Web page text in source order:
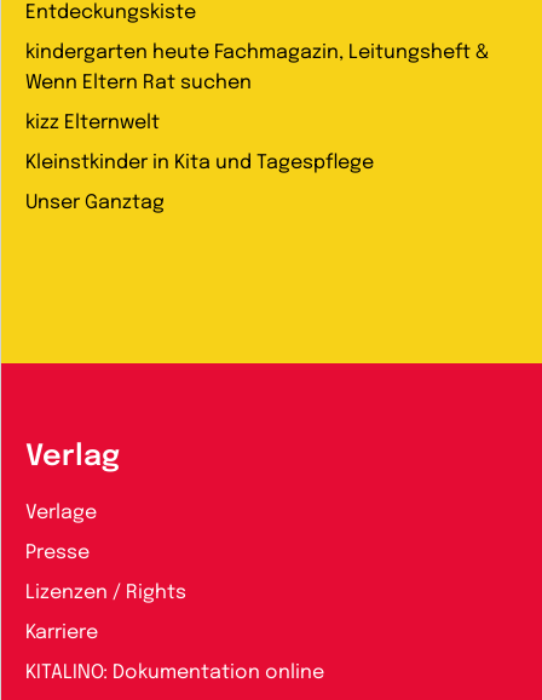
Entdeckungskiste
kindergarten heute Fachmagazin, Leitungsheft &
Wenn Eltern Rat suchen
kizz Elternwelt
Kleinstkinder in Kita und Tagespflege
Unser Ganztag
Verlag
Verlage
Presse
Lizenzen / Rights
Karriere
KITALINO: Dokumentation online